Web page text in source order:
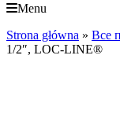
Menu
Strona główna » Все
1/2″, LOC-LINE®